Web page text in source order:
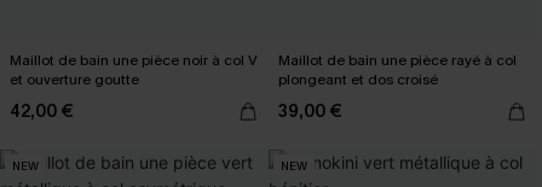
Maillot de bain une pièce noir à col V
et ouverture goutte
42,00 €
Maillot de bain une pièce rayé à col
plongeant et dos croisé
39,00 €
NEW NEW